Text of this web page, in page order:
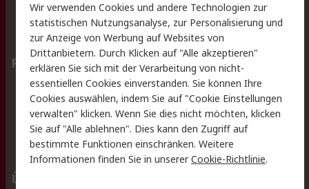
Rücksendungen
Kontakt
Hilfe
Privatkunden
Rechtliches
AGB
Datenschutz
Cookie-Richtlinie
Zahlungsbedingungen
Copyright/Impressum
Entsorgung
Elektrogeräte/Batterien
Über RS
Wir verwenden Cookies und andere Technologien zur
statistischen Nutzungsanalyse, zur Personalisierung und
zur Anzeige von Werbung auf Websites von
Drittanbietern. Durch Klicken auf "Alle akzeptieren"
erklären Sie sich mit der Verarbeitung von nicht-
essentiellen Cookies einverstanden. Sie können Ihre
Cookies auswählen, indem Sie auf "Cookie Einstellungen
verwalten" klicken. Wenn Sie dies nicht möchten, klicken
Sie auf "Alle ablehnen". Dies kann den Zugriff auf
bestimmte Funktionen einschränken. Weitere
Informationen finden Sie in unsererCookie-Richtlinie.